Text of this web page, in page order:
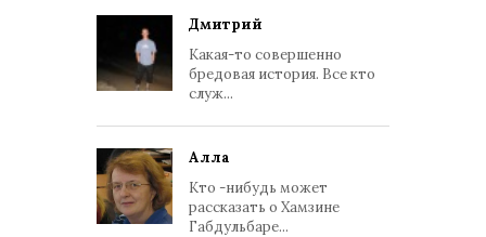
Дмитрий
Какая-то совершенно
бредовая история. Все кто
служ...
Алла
Кто -нибудь может
рассказать о Хамзине
Габдульбаре...